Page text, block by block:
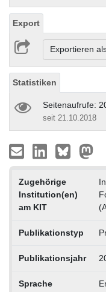
Export
Exportieren
Statistiken
Seitenaufrufe:
seit 21.10.2018
Zugehörige
Institution(en)
am KIT
Publikationstyp
Publikationsjahr
Sprache